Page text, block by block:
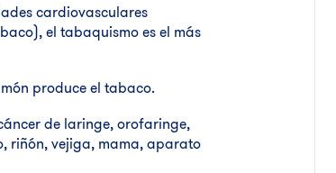
cardiovasculares
el tabaquismo es el más
produce el tabaco.
de laringe, orofaringe,
riñón, vejiga, mama, aparato